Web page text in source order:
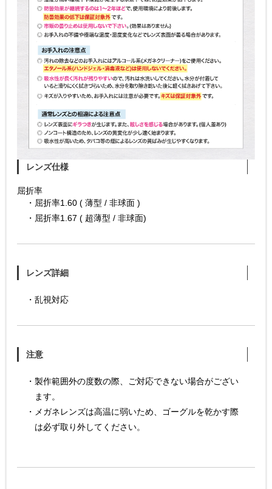
レンズ仕様
屈折率
・屈折率1.60 ( 薄型 / 非球面 )
・屈折率1.67 ( 超薄型 / 非球面)
レンズ詳細
・乱視対応
注意
・製作範囲外の度数の際、ご対応できない場合がござい
ます。
・メガネレンズは高温に弱いため、ゴーグルを乾かす際
は必ず取り外してください。